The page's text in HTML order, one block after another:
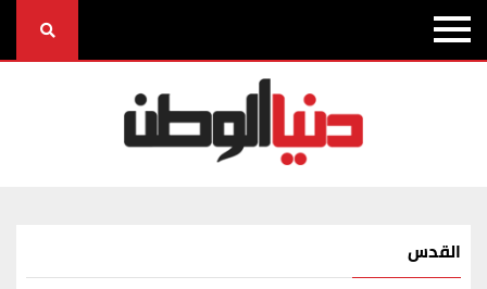
القدس